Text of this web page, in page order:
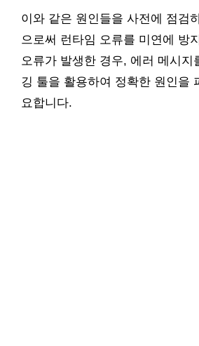
이와 같은 원인들을 사전에 점검
으로써 런타임 오류를 미연에 방
오류가 발생한 경우, 에러 메시지
깅 툴을 활용하여 정확한 원인을
요합니다.